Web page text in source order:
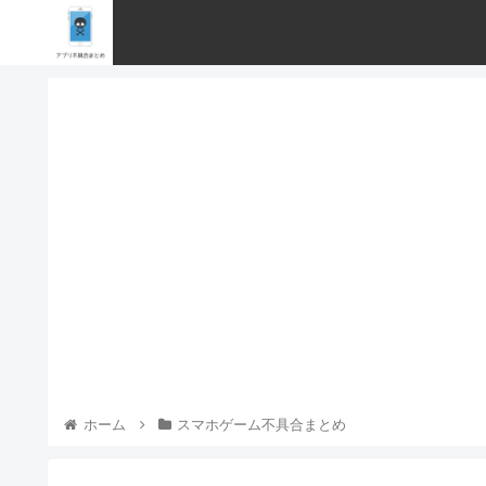
ホーム スマホゲーム不具合まとめ